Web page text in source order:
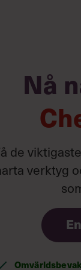
Nå
de
verktyg